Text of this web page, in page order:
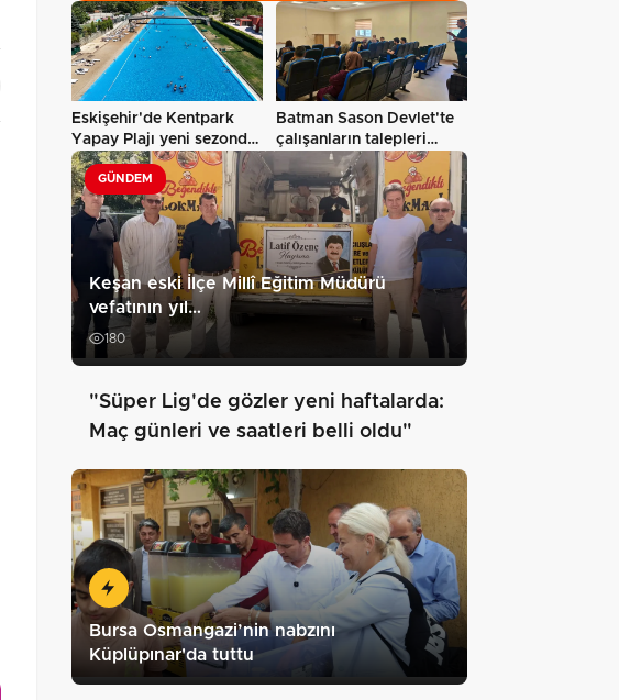
Eskişehir'de Kentpark
Yapay Plajı yeni sezonda
hizmete…
Batman Sason Devlet'te
çalışanların talepleri
dinlendi…
GÜNDEM
Keşan eski İlçe Millî Eğitim Müdürü
vefatının yıl…
180
"Süper Lig'de gözler yeni haftalarda:
Maç günleri ve saatleri belli oldu"
Bursa Osmangazi’nin nabzını
Küplüpınar'da tuttu